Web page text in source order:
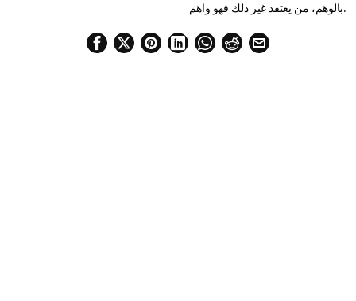
بالوهم، من يعتقد غير ذلك فهو واهم.